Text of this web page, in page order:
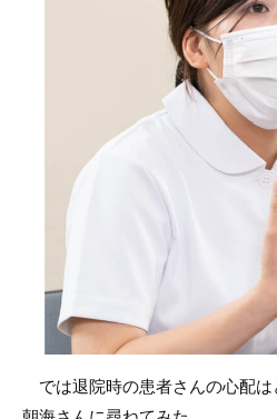
では退院時の患者さんの心配